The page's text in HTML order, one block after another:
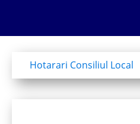
Hotarari Consiliul Local